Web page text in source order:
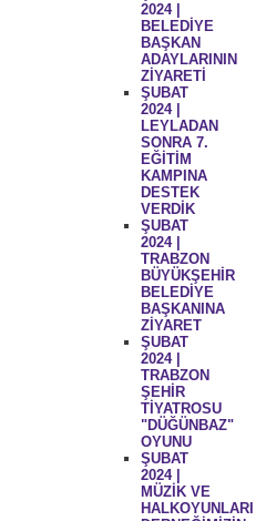
2024 |
BELEDİYE
BAŞKAN
ADAYLARININ
ZİYARETİ
ŞUBAT
2024 |
LEYLADAN
SONRA 7.
EĞİTİM
KAMPINA
DESTEK
VERDİK
ŞUBAT
2024 |
TRABZON
BÜYÜKŞEHİR
BELEDİYE
BAŞKANINA
ZİYARET
ŞUBAT
2024 |
TRABZON
ŞEHİR
TİYATROSU
"DÜĞÜNBAZ"
OYUNU
ŞUBAT
2024 |
MÜZİK VE
HALKOYUNLARI